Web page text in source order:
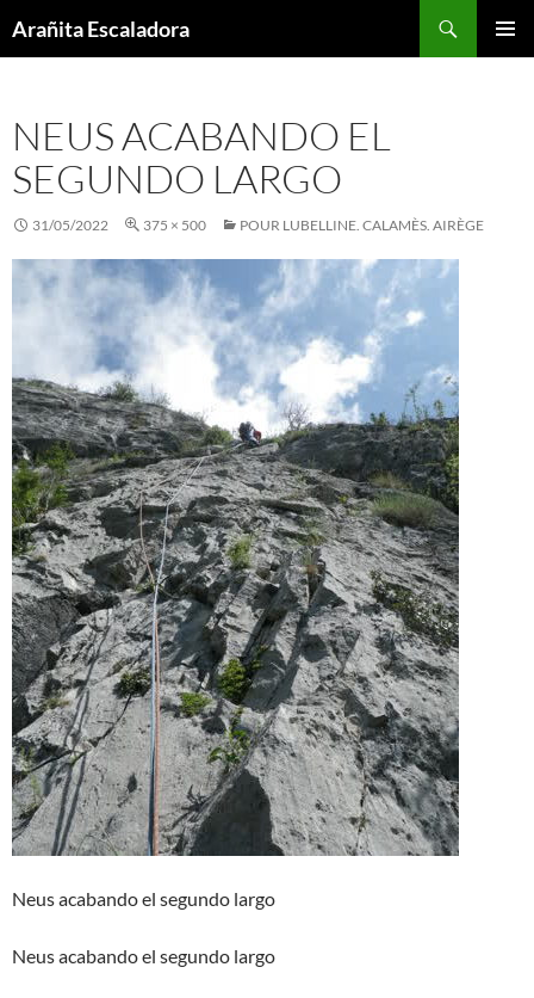
toArañita Escaladora
NEUS ACABANDO EL
SEGUNDO LARGO
31/05/2022 375 × 500 POUR LUBELLINE. CALAMÈS. AIRÈGE
Neus acabando el segundo largo
Neus acabando el segundo largo